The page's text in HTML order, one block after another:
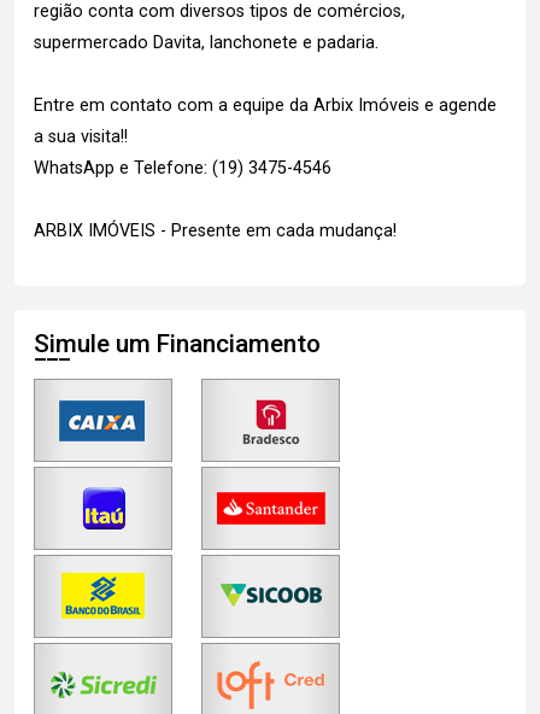
região conta com diversos tipos de comércios,
supermercado Davita, lanchonete e padaria.
Entre em contato com a equipe da Arbix Imóveis e agende
a sua visita!!
WhatsApp e Telefone: (19) 3475-4546
ARBIX IMÓVEIS - Presente em cada mudança!
Simule um Financiamento